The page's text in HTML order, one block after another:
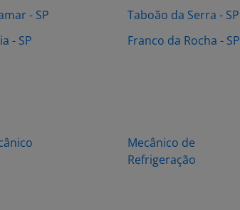
- SP
- SP
Taboão da Serra - SP
Franco da Rocha - SP
Mecânico de
Refrigeração